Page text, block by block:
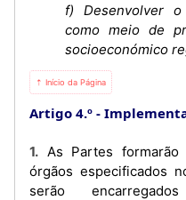
f) Desenvolver o
como meio de
socioeconómico
⇡ Início da Página
Artigo 4.º
1. As Partes formarão um quadro institucional de
órgãos especificados
serão